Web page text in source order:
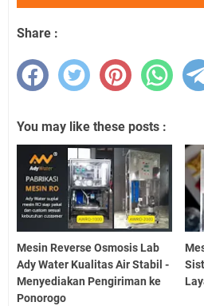
Share :
You may like these posts :
Mesin Reverse Osmosis Lab
Ady Water Kualitas Air Stabil -
Menyediakan Pengiriman ke
Ponorogo